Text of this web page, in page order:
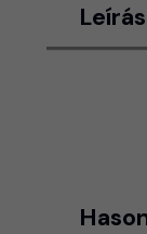
Leírás